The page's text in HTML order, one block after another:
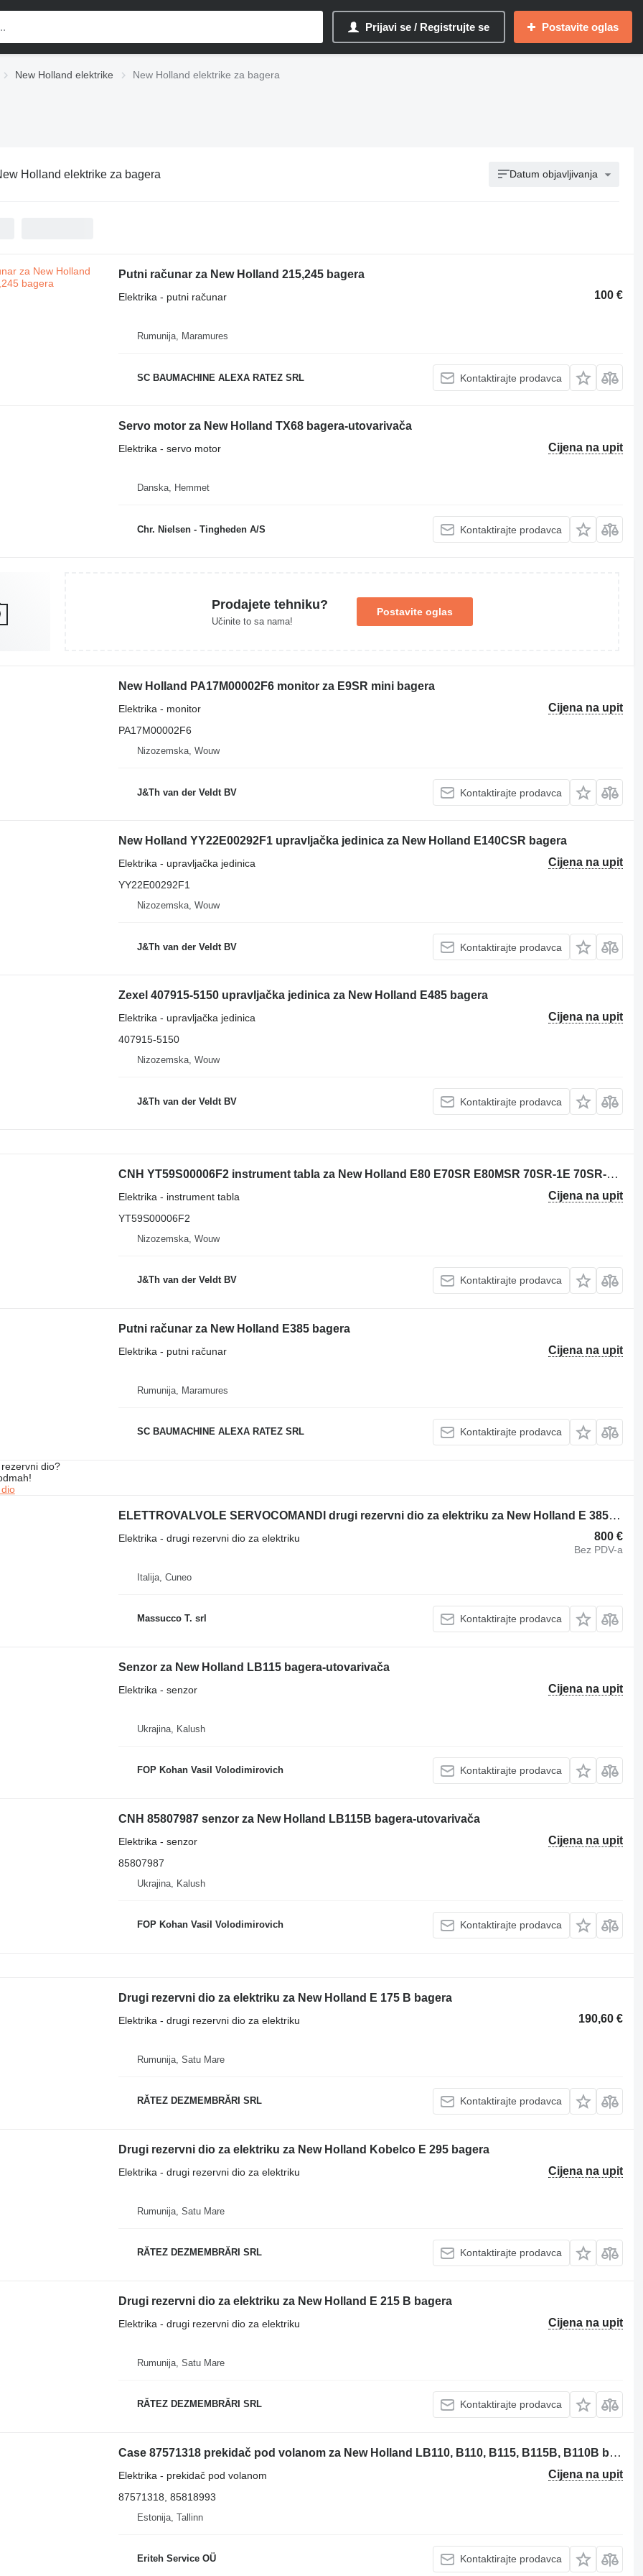
Prijavi se / Registrujte se Postavite oglas
New Holland elektrike New Holland elektrike za bagerа
Holland elektrike za bagerа Datum objavljivanja
Putni računar za New Holland 215,245 bagera
100 €
Elektrika - putni računar
Rumunija, Maramures
SC BAUMACHINE ALEXA RATEZ SRL Kontaktirajte prodavca
Servo motor za New Holland TX68 bagera-utovarivača
Cijena na upit
Elektrika - servo motor
Danska, Hemmet
Chr. Nielsen - Tingheden A/S Kontaktirajte prodavca
Prodajete tehniku?
Učinite to sa nama!
Postavite oglas
New Holland PA17M00002F6 monitor za E9SR mini bagera
Cijena na upit
Elektrika - monitor
PA17M00002F6
Nizozemska, Wouw
J&Th van der Veldt BV Kontaktirajte prodavca
New Holland YY22E00292F1 upravljačka jedinica za New Holland E140CSR bagera
Cijena na upit
Elektrika - upravljačka jedinica
YY22E00292F1
Nizozemska, Wouw
J&Th van der Veldt BV Kontaktirajte prodavca
Zexel 407915-5150 upravljačka jedinica za New Holland E485 bagera
Cijena na upit
Elektrika - upravljačka jedinica
407915-5150
Nizozemska, Wouw
J&Th van der Veldt BV Kontaktirajte prodavca
CNH YT59S00006F2 instrument tabla za New Holland E80 E70SR E80MSR 70SR-1E 70SR-1ES 80MSR-1E SK80CS-1E 80MSR-1ES bagera
Cijena na upit
Elektrika - instrument tabla
YT59S00006F2
Nizozemska, Wouw
J&Th van der Veldt BV Kontaktirajte prodavca
Putni računar za New Holland E385 bagera
Cijena na upit
Elektrika - putni računar
Rumunija, Maramures
SC BAUMACHINE ALEXA RATEZ SRL Kontaktirajte prodavca
dio?
ELETTROVALVOLE SERVOCOMANDI drugi rezervni dio za elektriku za New Holland E 385 bagera
800 €
Bez PDV-a
Elektrika - drugi rezervni dio za elektriku
Italija, Cuneo
Massucco T. srl Kontaktirajte prodavca
Senzor za New Holland LB115 bagera-utovarivača
Cijena na upit
Elektrika - senzor
Ukrajina, Kalush
FOP Kohan Vasil Volodimirovich Kontaktirajte prodavca
CNH 85807987 senzor za New Holland LB115B bagera-utovarivača
Cijena na upit
Elektrika - senzor
85807987
Ukrajina, Kalush
FOP Kohan Vasil Volodimirovich Kontaktirajte prodavca
Drugi rezervni dio za elektriku za New Holland E 175 B bagera
190,60 €
Elektrika - drugi rezervni dio za elektriku
Rumunija, Satu Mare
RĂTEZ DEZMEMBRĂRI SRL Kontaktirajte prodavca
Drugi rezervni dio za elektriku za New Holland Kobelco E 295 bagera
Cijena na upit
Elektrika - drugi rezervni dio za elektriku
Rumunija, Satu Mare
RĂTEZ DEZMEMBRĂRI SRL Kontaktirajte prodavca
Drugi rezervni dio za elektriku za New Holland E 215 B bagera
Cijena na upit
Elektrika - drugi rezervni dio za elektriku
Rumunija, Satu Mare
RĂTEZ DEZMEMBRĂRI SRL Kontaktirajte prodavca
Case 87571318 prekidač pod volanom za New Holland LB110, B110, B115, B115B, B110B bagera-utovarivača
Cijena na upit
Elektrika - prekidač pod volanom
87571318, 85818993
Estonija, Tallinn
Eriteh Service OÜ Kontaktirajte prodavca